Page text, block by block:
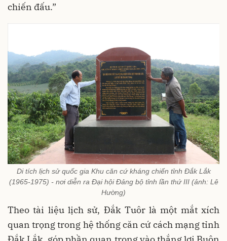
chiến đấu.”
Di tích lịch sử quốc gia Khu căn cứ kháng chiến tỉnh Đắk Lắk
(1965-1975) - nơi diễn ra Đại hội Đảng bộ tỉnh lần thứ III (ảnh: Lê
Hường)
Theo tài liệu lịch sử, Đắk Tuôr là một mắt xích
quan trọng trong hệ thống căn cứ cách mạng tỉnh